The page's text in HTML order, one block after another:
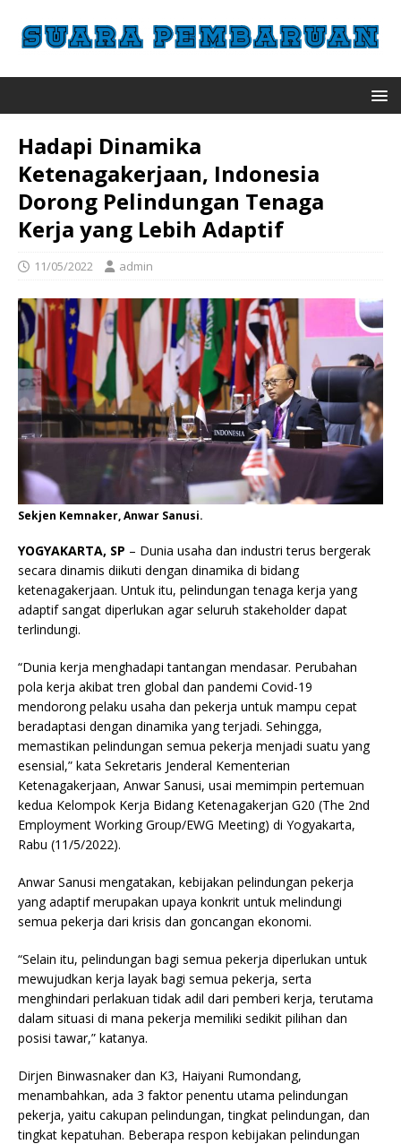
Hadapi Dinamika
Ketenagakerjaan, Indonesia
Dorong Pelindungan Tenaga
Kerja yang Lebih Adaptif
11/05/2022 admin
Sekjen Kemnaker, Anwar Sanusi.
YOGYAKARTA, SP – Dunia usaha dan industri terus bergerak
secara dinamis diikuti dengan dinamika di bidang
ketenagakerjaan. Untuk itu, pelindungan tenaga kerja yang
adaptif sangat diperlukan agar seluruh stakeholder dapat
terlindungi.
“Dunia kerja menghadapi tantangan mendasar. Perubahan
pola kerja akibat tren global dan pandemi Covid-19
mendorong pelaku usaha dan pekerja untuk mampu cepat
beradaptasi dengan dinamika yang terjadi. Sehingga,
memastikan pelindungan semua pekerja menjadi suatu yang
esensial,” kata Sekretaris Jenderal Kementerian
Ketenagakerjaan, Anwar Sanusi, usai memimpin pertemuan
kedua Kelompok Kerja Bidang Ketenagakerjan G20 (The 2nd
Employment Working Group/EWG Meeting) di Yogyakarta,
Rabu (11/5/2022).
Anwar Sanusi mengatakan, kebijakan pelindungan pekerja
yang adaptif merupakan upaya konkrit untuk melindungi
semua pekerja dari krisis dan goncangan ekonomi.
“Selain itu, pelindungan bagi semua pekerja diperlukan untuk
mewujudkan kerja layak bagi semua pekerja, serta
menghindari perlakuan tidak adil dari pemberi kerja, terutama
dalam situasi di mana pekerja memiliki sedikit pilihan dan
posisi tawar,” katanya.
Dirjen Binwasnaker dan K3, Haiyani Rumondang,
menambahkan, ada 3 faktor penentu utama pelindungan
pekerja, yaitu cakupan pelindungan, tingkat pelindungan, dan
tingkat kepatuhan. Beberapa respon kebijakan pelindungan